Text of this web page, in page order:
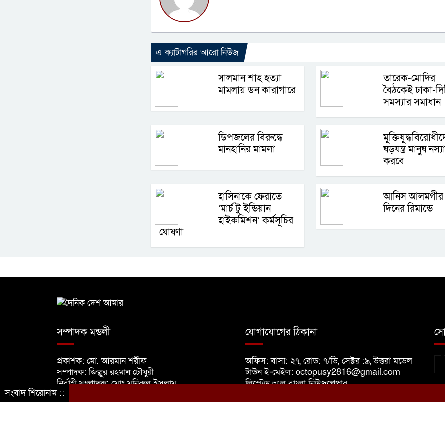
এ ক্যাটাগরির আরো নিউজ
সালমান শাহ হত্যা
মামলায় ডন কারাগারে
তারেক-মোদির
বৈঠকেই ঢাকা-
সমস্যার সমাধান
ডিপজলের বিরুদ্ধে
মানহানির মামলা
ষড়যন্ত্র মানুষ
করবে
হাসিনাকে ফেরাতে
‘মার্চ টু ইন্ডিয়ান
হাইকমিশন’ কর্মসূচির
ঘোষণা
আনিস
দিনের রিমান্ডে
সম্পাদক মন্ডলী
প্রকাশক: মো. আরমান শরীফ
সম্পাদক: জিল্লুর রহমান চৌধুরী
নির্বাহী সম্পাদক: মোঃ মনিরুল ইসলাম
যোগাযোগের ঠিকানা
অফিস: বাসা: ২৭, রোড: ৭/ডি, সেক্টর :৯, উত্তরা মডেল
টাউন ই-মেইল: octopusy2816@gmail.com
লিস্টেড আল বাংলা নিউজপেপার
সংবাদ শিরোনাম ::